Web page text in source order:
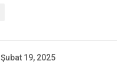
Şubat 19, 2025